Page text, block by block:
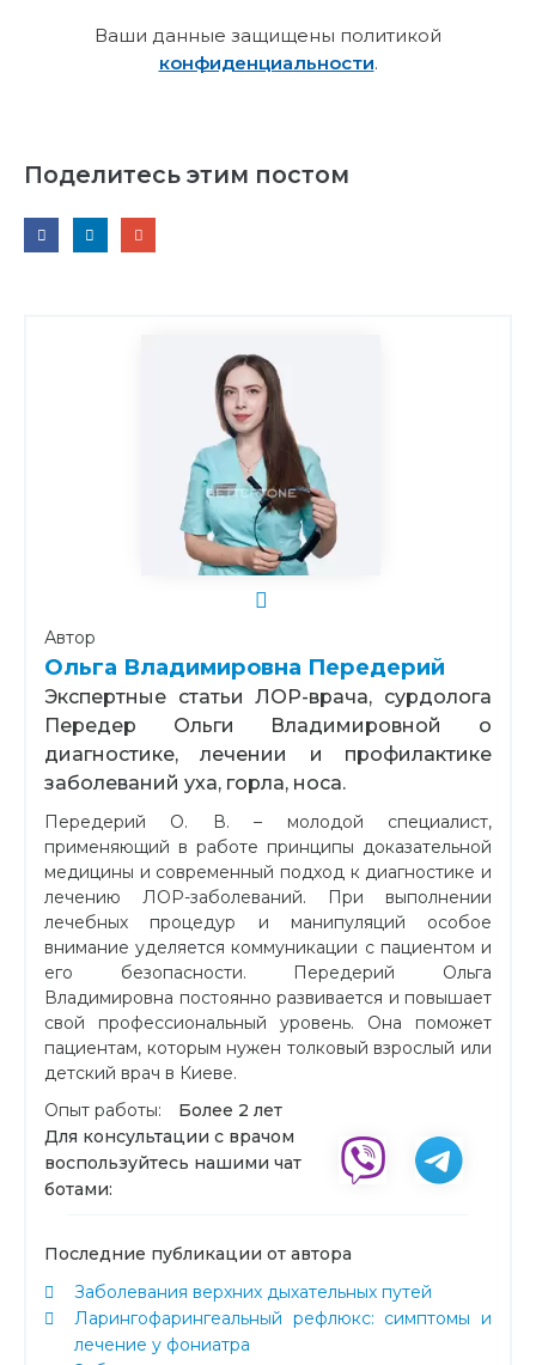
Ваши данные защищены политикой
конфиденциальности.
Поделитесь этим постом
Автор
Ольга Владимировна Передерий
Экспертные статьи ЛОР-врача, сурдолога
Передер Ольги Владимировной о
диагностике, лечении и профилактике
заболеваний уха, горла, носа.
Передерий О. В. – молодой специалист,
применяющий в работе принципы доказательной
медицины и современный подход к диагностике и
лечению ЛОР-заболеваний. При выполнении
лечебных процедур и манипуляций особое
внимание уделяется коммуникации с пациентом и
его безопасности. Передерий Ольга
Владимировна постоянно развивается и повышает
свой профессиональный уровень. Она поможет
пациентам, которым нужен толковый взрослый или
детский врач в Киеве.
Опыт работы:
Более 2 лет
Для консультации с врачом
воспользуйтесь нашими чат
ботами:
Последние публикации от автора
Заболевания верхних дыхательных путей
Ларингофарингеальный рефлюкс: симптомы и
лечение у фониатра